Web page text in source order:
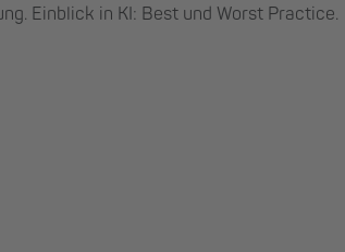
Einblick in KI: Best und Worst Practice.